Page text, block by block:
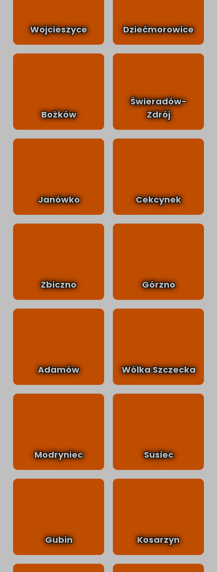
Wojcieszyce Dziećmorowice
Bożków
Świeradów-
Zdrój
Janówko Cekcynek
Zbiczno Górzno
Adamów Wólka Szczecka
Modryniec Susiec
Gubin Kosarzyn